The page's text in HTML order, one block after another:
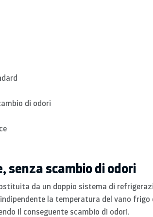
di odori
senza scambio di odori
da un doppio sistema di
la temperatura del vano frigo
il conseguente scambio di odori.